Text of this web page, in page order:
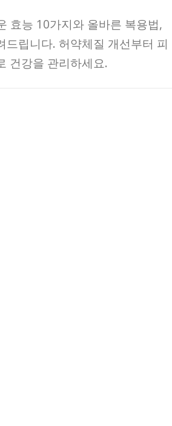
효능 10가지와 올바른 복용법,
드립니다. 허약체질 개선부터 피
건강을 관리하세요.